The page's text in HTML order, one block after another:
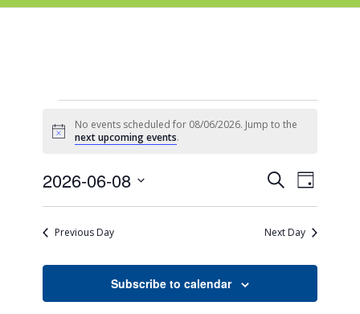
Notice
No events scheduled for 08/06/2026. Jump to the
next upcoming events.
Events
Search
and
SearchEvent
Views
Day
2026-06-08
Previous Day
Next Day
Subscribe to calendar